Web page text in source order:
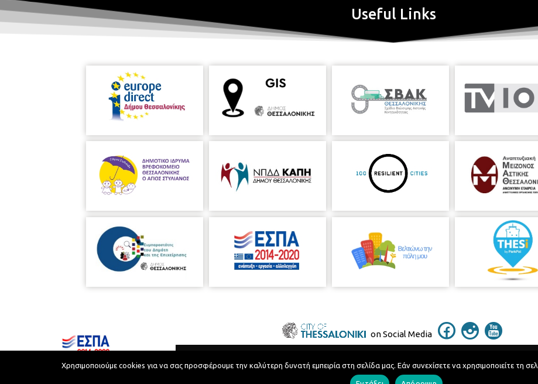
Useful Links
on Social Media
Municipality of Thessaloniki © 2026
Telephone Catalog
Χρησιμοποιούμε cookies για να σας προσφέρουμε την καλύτερη δυνατή εμπειρία στη σελίδα μας. Εάν συνεχίσετε να χρησιμοποιείτε τη